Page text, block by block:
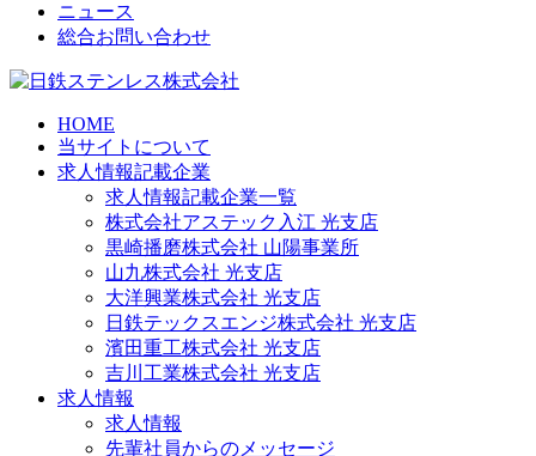
ニュース
総合お問い合わせ
HOME
当サイトについて
求人情報記載企業
求人情報記載企業一覧
株式会社アステック入江 光支店
黒崎播磨株式会社 山陽事業所
山九株式会社 光支店
大洋興業株式会社 光支店
日鉄テックスエンジ株式会社 光支店
濱田重工株式会社 光支店
吉川工業株式会社 光支店
求人情報
求人情報
先輩社員からのメッセージ